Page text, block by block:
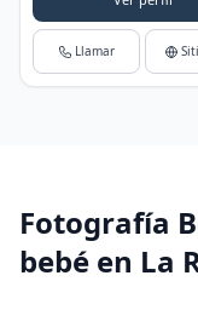
Llamar
Fotografía
bebé en La